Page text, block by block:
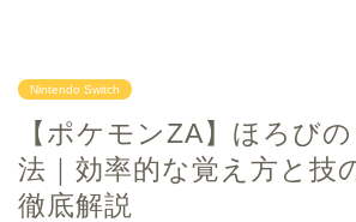
Nintendo Switch
【ポケモンZA】ほろび
法｜効率的な覚え方と技
徹底解説